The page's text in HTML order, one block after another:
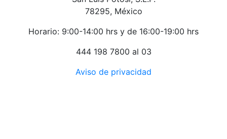
78295, México
Horario: 9:00-14:00 hrs y de 16:00-19:00 hrs
444 198 7800 al 03
Aviso de privacidad